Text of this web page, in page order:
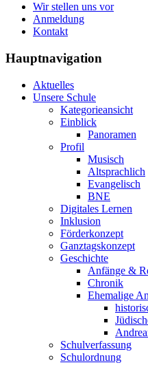
Wir stellen uns vor
Anmeldung
Kontakt
Hauptnavigation
Aktuelles
Unsere Schule
Kategorieansicht
Einblick
Panoramen
Profil
Musisch
Altsprachlich
Evangelisch
BNE
Digitales Lernen
Inklusion
Förderkonzept
Ganztagskonzept
Geschichte
Anfänge &
Chronik
Ehemalige
Schulverfassung
Schulordnung